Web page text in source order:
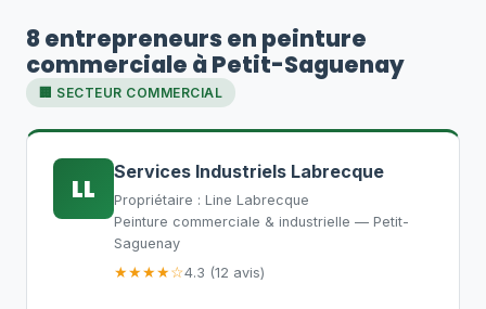
8 entrepreneurs en peinture
commerciale à Petit-Saguenay
🏢 SECTEUR COMMERCIAL
LL
Services Industriels Labrecque
Propriétaire : Line Labrecque
Peinture commerciale & industrielle — Petit-
Saguenay
★★★★☆4.3 (12 avis)